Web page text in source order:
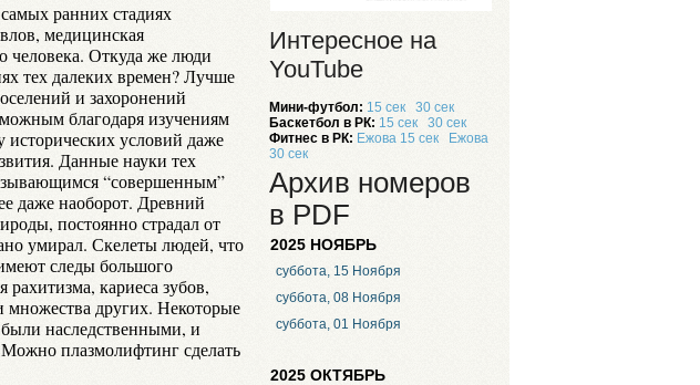
ранних стадиях
медицинская
человека. Откуда же люди
тех далеких времен? Лучше
и захоронений
благодаря изучениям
исторических условий даже
Данные науки тех
“совершенным”
даже наоборот. Древний
постоянно страдал от
умирал. Скелеты людей, что
следы большого
рахитизма, кариеса зубов,
множества других. Некоторые
наследственными, и
плазмолифтинг сделать
Интересное на
YouTube
Мини-футбол: 15 сек
30 сек
Баскетбол в РК: 15 сек
30 сек
Фитнес в РК: Ежова 15 сек
Ежова
30 сек
Архив номеров
в PDF
2025 НОЯБРЬ
суббота, 15 Ноября
суббота, 08 Ноября
суббота, 01 Ноября
2025 ОКТЯБРЬ